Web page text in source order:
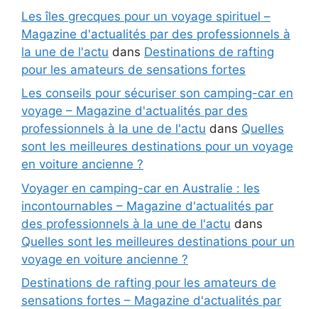
Les îles grecques pour un voyage spirituel –
Magazine d'actualités par des professionnels à
la une de l'actu dans Destinations de rafting
pour les amateurs de sensations fortes
Les conseils pour sécuriser son camping-car en
voyage – Magazine d'actualités par des
professionnels à la une de l'actu dans Quelles
sont les meilleures destinations pour un voyage
en voiture ancienne ?
Voyager en camping-car en Australie : les
incontournables – Magazine d'actualités par
des professionnels à la une de l'actu dans
Quelles sont les meilleures destinations pour un
voyage en voiture ancienne ?
Destinations de rafting pour les amateurs de
sensations fortes – Magazine d'actualités par